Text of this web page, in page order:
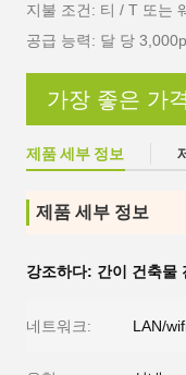
지불 조건: 티 / T 또는
공급 능력: 달 당
가장 좋은 가
제품 세부 정보
제품 세부 정보
강조하다: 간이 건축물
네트워크: LAN/